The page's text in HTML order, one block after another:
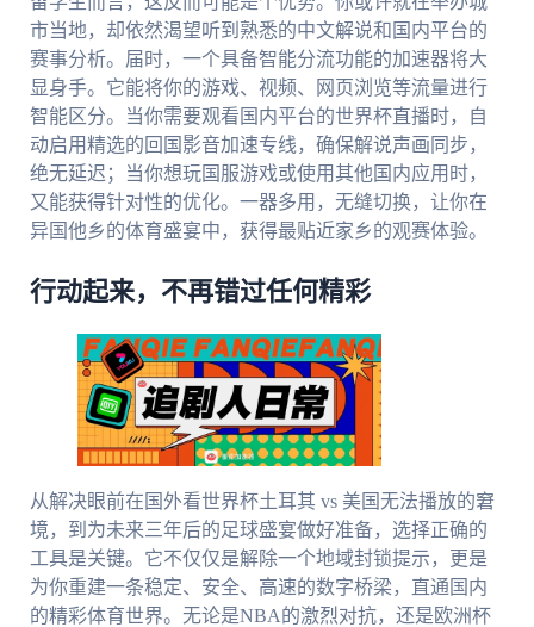
市当地，却依然渴望听到熟悉的中文解说和国内平台的
赛事分析。届时，一个具备智能分流功能的加速器将大
显身手。它能将你的游戏、视频、网页浏览等流量进行
智能区分。当你需要观看国内平台的世界杯直播时，自
动启用精选的回国影音加速专线，确保解说声画同步，
绝无延迟；当你想玩国服游戏或使用其他国内应用时，
又能获得针对性的优化。一器多用，无缝切换，让你在
异国他乡的体育盛宴中，获得最贴近家乡的观赛体验。
行动起来，不再错过任何精彩
从解决眼前在国外看世界杯土耳其 vs 美国无法播放的窘
境，到为未来三年后的足球盛宴做好准备，选择正确的
工具是关键。它不仅仅是解除一个地域封锁提示，更是
为你重建一条稳定、安全、高速的数字桥梁，直通国内
的精彩体育世界。无论是NBA的激烈对抗，还是欧洲杯